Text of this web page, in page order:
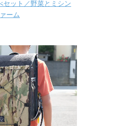
セット／野菜とミシン
ーム